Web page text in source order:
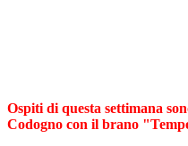
Ospiti di questa settimana
Codogno con il brano